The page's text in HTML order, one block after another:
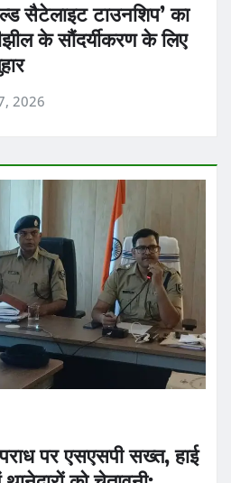
सैटेलाइट टाउनशिप’ का
के सौंदर्यीकरण के लिए
2026
पर एसएसपी सख्त, हाई